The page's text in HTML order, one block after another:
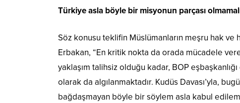
Türkiye asla böyle bir misyonun parçası
Söz konusu teklifin Müslümanların meşru hak ve
Erbakan, “En kritik nokta da orada mücadele
yaklaşım talihsiz olduğu kadar, BOP
olarak da algılanmaktadır. Kudüs Davası’yla,
bağdaşmayan böyle bir söylem asla kabul